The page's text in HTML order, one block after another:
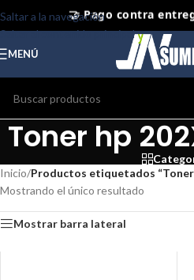
Saltar a la navegación
Saltar al contenido principal
🤝 Pago contra
⭐ Productos
MENÚ
Toner hp
Inicio/Productos etiquetados “Toner
Mostrando el único resultado
Mostrar barra lateral